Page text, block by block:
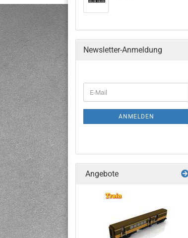
Newsletter-Anmeldung
ANMELDEN
Angebote